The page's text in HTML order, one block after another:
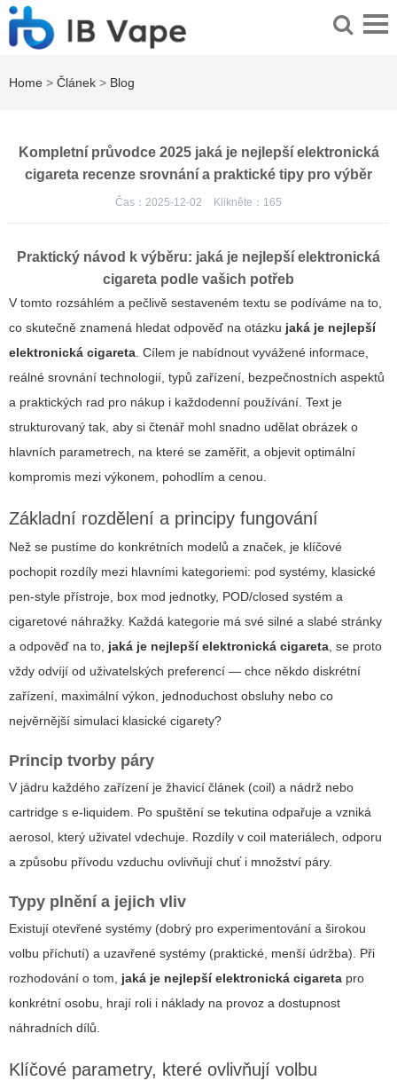
Home > Článek > Blog
Kompletní průvodce 2025 jaká je nejlepší elektronická
cigareta recenze srovnání a praktické tipy pro výběr
Čas：2025-12-02 Klikněte： 165
Praktický návod k výběru: jaká je nejlepší elektronická
cigareta podle vašich potřeb
V tomto rozsáhlém a pečlivě sestaveném textu se podíváme na to,
co skutečně znamená hledat odpověď na otázku jaká je nejlepší
elektronická cigareta. Cílem je nabídnout vyvážené informace,
reálné srovnání technologií, typů zařízení, bezpečnostních aspektů
a praktických rad pro nákup i každodenní používání. Text je
strukturovaný tak, aby si čtenář mohl snadno udělat obrázek o
hlavních parametrech, na které se zaměřit, a objevit optimální
kompromis mezi výkonem, pohodlím a cenou.
Základní rozdělení a principy fungování
Než se pustíme do konkrétních modelů a značek, je klíčové
pochopit rozdíly mezi hlavními kategoriemi: pod systémy, klasické
pen-style přístroje, box mod jednotky, POD/closed systém a
cigaretové náhražky. Každá kategorie má své silné a slabé stránky
a odpověď na to, jaká je nejlepší elektronická cigareta, se proto
vždy odvíjí od uživatelských preferencí — chce někdo diskrétní
zařízení, maximální výkon, jednoduchost obsluhy nebo co
nejvěrnější simulaci klasické cigarety?
Princip tvorby páry
V jádru každého zařízení je žhavicí článek (coil) a nádrž nebo
cartridge s e-liquidem. Po spuštění se tekutina odpařuje a vzniká
aerosol, který uživatel vdechuje. Rozdíly v coil materiálech, odporu
a způsobu přívodu vzduchu ovlivňují chuť i množství páry.
Typy plnění a jejich vliv
Existují otevřené systémy (dobrý pro experimentování a širokou
volbu příchutí) a uzavřené systémy (praktické, menší údržba). Při
rozhodování o tom, jaká je nejlepší elektronická cigareta pro
konkrétní osobu, hrají roli i náklady na provoz a dostupnost
náhradních dílů.
Klíčové parametry, které ovlivňují volbu